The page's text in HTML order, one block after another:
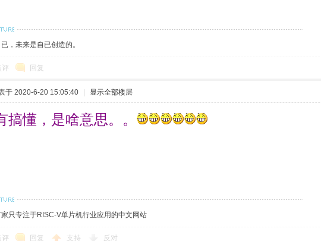
，未来是自已创造的。
评 回复
于 2020-6-20 15:05:40 显示全部楼层
搞懂，是啥意思。。
只专注于RISC-V单片机行业应用的中文网站
评 回复 支持 反对